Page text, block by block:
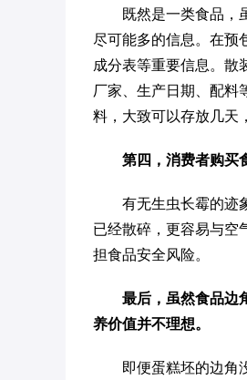
既然是一类食品，
尽可能多的信息。在预
成分表等重要信息。散
厂家、生产日期、配料
料，大致可以存放几天
第四，消费者购买
有无生虫长霉的迹
已经散碎，更容易与空
担食品安全风险。
最后，虽然食品边
养价值并不理想。
即便蛋糕坯的边角